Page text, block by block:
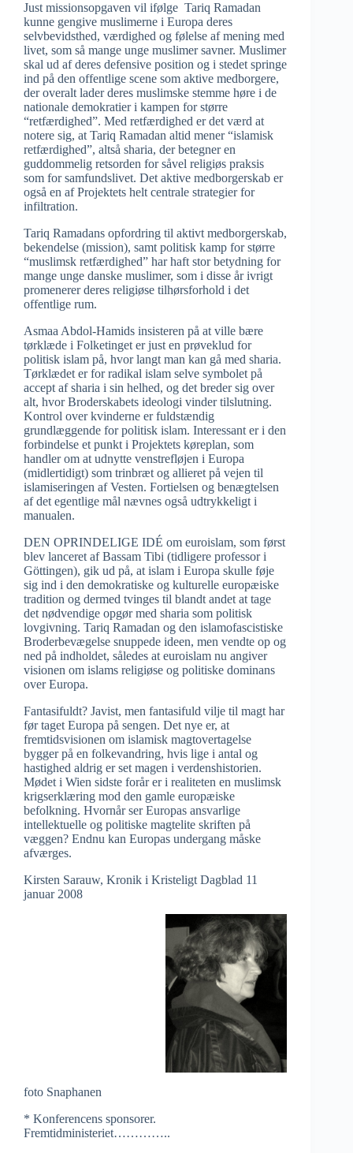
Just missionsopgaven vil ifølge Tariq Ramadan
kunne gengive muslimerne i Europa deres
selvbevidsthed, værdighed og følelse af mening med
livet, som så mange unge muslimer savner. Muslimer
skal ud af deres defensive position og i stedet springe
ind på den offentlige scene som aktive medborgere,
der overalt lader deres muslimske stemme høre i de
nationale demokratier i kampen for større
“retfærdighed”. Med retfærdighed er det værd at
notere sig, at Tariq Ramadan altid mener “islamisk
retfærdighed”, altså sharia, der betegner en
guddommelig retsorden for såvel religiøs praksis
som for samfundslivet. Det aktive medborgerskab er
også en af Projektets helt centrale strategier for
infiltration.
Tariq Ramadans opfordring til aktivt medborgerskab,
bekendelse (mission), samt politisk kamp for større
“muslimsk retfærdighed” har haft stor betydning for
mange unge danske muslimer, som i disse år ivrigt
promenerer deres religiøse tilhørsforhold i det
offentlige rum.
Asmaa Abdol-Hamids insisteren på at ville bære
tørklæde i Folketinget er just en prøveklud for
politisk islam på, hvor langt man kan gå med sharia.
Tørklædet er for radikal islam selve symbolet på
accept af sharia i sin helhed, og det breder sig over
alt, hvor Broderskabets ideologi vinder tilslutning.
Kontrol over kvinderne er fuldstændig
grundlæggende for politisk islam. Interessant er i den
forbindelse et punkt i Projektets køreplan, som
handler om at udnytte venstrefløjen i Europa
(midlertidigt) som trinbræt og allieret på vejen til
islamiseringen af Vesten. Fortielsen og benægtelsen
af det egentlige mål nævnes også udtrykkeligt i
manualen.
DEN OPRINDELIGE IDÉ om euroislam, som først
blev lanceret af Bassam Tibi (tidligere professor i
Göttingen), gik ud på, at islam i Europa skulle føje
sig ind i den demokratiske og kulturelle europæiske
tradition og dermed tvinges til blandt andet at tage
det nødvendige opgør med sharia som politisk
lovgivning. Tariq Ramadan og den islamofascistiske
Broderbevægelse snuppede ideen, men vendte op og
ned på indholdet, således at euroislam nu angiver
visionen om islams religiøse og politiske dominans
over Europa.
Fantasifuldt? Javist, men fantasifuld vilje til magt har
før taget Europa på sengen. Det nye er, at
fremtidsvisionen om islamisk magtovertagelse
bygger på en folkevandring, hvis lige i antal og
hastighed aldrig er set magen i verdenshistorien.
Mødet i Wien sidste forår er i realiteten en muslimsk
krigserklæring mod den gamle europæiske
befolkning. Hvornår ser Europas ansvarlige
intellektuelle og politiske magtelite skriften på
væggen? Endnu kan Europas undergang måske
afværges.
Kirsten Sarauw, Kronik i Kristeligt Dagblad 11
januar 2008
foto Snaphanen
* Konferencens sponsorer.
Fremtidministeriet…………..